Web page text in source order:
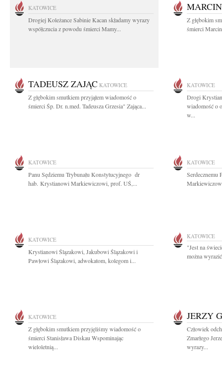
KATOWICE
Drogiej Koleżance Sabinie Kacan składamy wyrazy
współczucia z powodu śmierci Mamy...
Z głębokim
śmierci
TADEUSZ ZAJĄC KATOWICE
Z głębokim smutkiem przyjąłem wiadomość o
śmierci Śp. Dr. n.med. Tadeusza Grzesia" Zająca...
KATOWICE
Drogi
wiadomość o
w...
KATOWICE
Panu Sędziemu Trybunału Konstytucyjnego dr
hab. Krystianowi Markiewiczowi, prof. UŚ,...
KATOWICE
KATOWICE
Krystianowi Ślązakowi, Jakubowi Ślązakowi i
Pawłowi Ślązakowi, adwokatom, kolegom i...
KATOWICE
"Jest na
można
KATOWICE
Z głębokim smutkiem przyjęliśmy wiadomość o
śmierci Stanisława Diskau Wspominając
wieloletnią...
JERZY
Człowiek
Zmarłego
wyrazy...